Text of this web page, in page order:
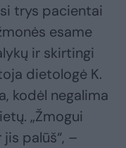
trys pacientai
esame
ir skirtingi
dietologė K.
kodėl negalima
„Žmogui
palūš“, –